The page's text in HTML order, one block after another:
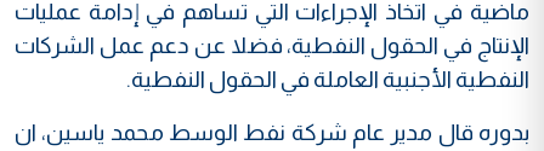
ماضية في اتخاذ الإجراءات التي تساهم في إدامة عمليات
الإنتاج في الحقول النفطية، فضلا عن دعم عمل الشركات
النفطية الأجنبية العاملة في الحقول النفطية.
بدوره قال مدير عام شركة نفط الوسط محمد ياسين، ان